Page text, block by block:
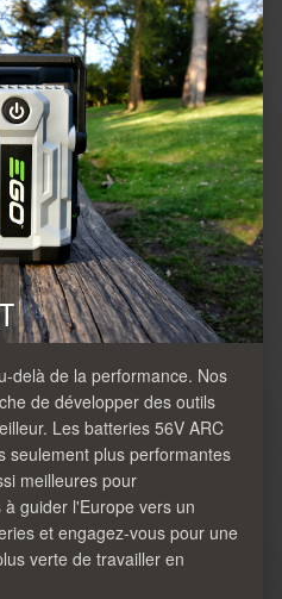
delà de la performance. Nos
de développer des outils
Les batteries 56V ARC
plus performantes
meilleures pour
guider l'Europe vers un
et engagez-vous pour une
verte de travailler en